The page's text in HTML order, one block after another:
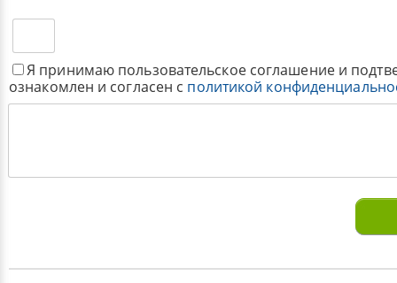
Я принимаю пользовательское соглашение и
ознакомлен и согласен с политикой